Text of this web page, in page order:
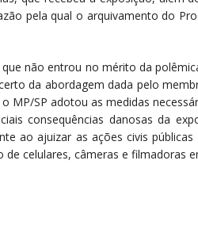
pela qual o arquivamento do
não entrou no mérito da
da abordagem dada pelo
MP/SP adotou as medidas
consequências danosas da
ao ajuizar as ações civis
de celulares, câmeras e filmadoras